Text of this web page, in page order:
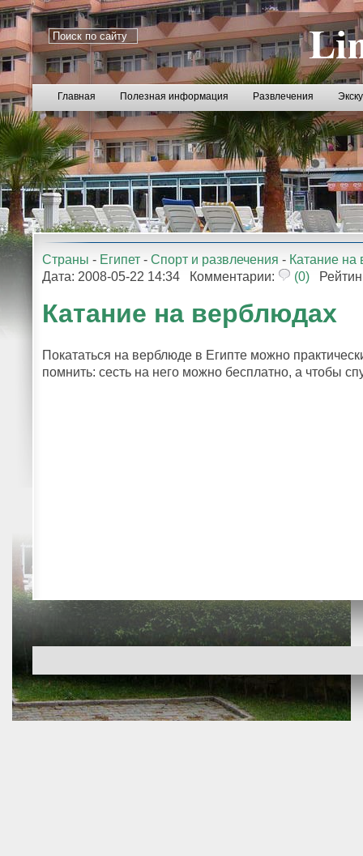
Главная Полезная информация Развлечения
Страны - Египет - Спорт и развлечения - Катание на
Дата: 2008-05-22 14:34 Комментарии:
(0)
Катание на верблюдах
Покататься на верблюде в Египте можно
помнить: сесть на него можно бесплатно, а чтобы